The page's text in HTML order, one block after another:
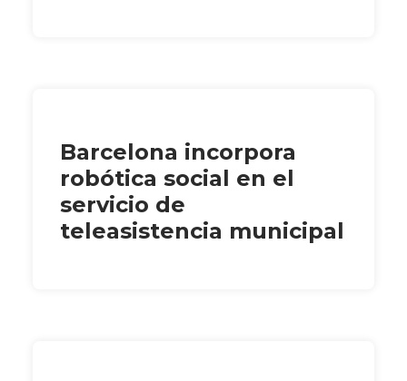
Barcelona incorpora
robótica social en el
servicio de
teleasistencia municipal